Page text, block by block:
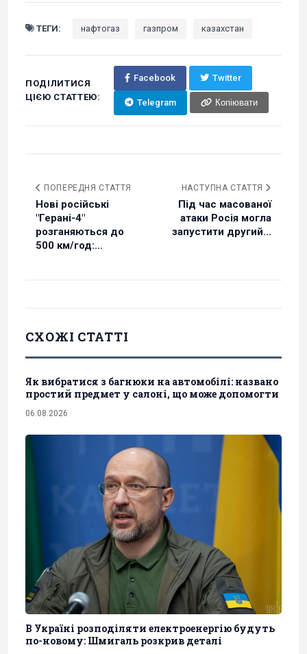
ТЕГИ: нафтогаз газпром казахстан
ПОДІЛИТИСЯ
ЦІЄЮ СТАТТЕЮ:
Facebook Twitter
Telegram Копіювати
ПОПЕРЕДНЯ СТАТТЯ
Нові російські
"Герані-4"
розганяються до
500 км/год:...
НАСТУПНА СТАТТЯ
Під час масованої
атаки Росія могла
запустити другий...
СХОЖІ СТАТТІ
Як вибратися з багнюки на автомобілі: названо
простий предмет у салоні, що може допомогти
06.08.2026
В Україні розподіляти електроенергію будуть
по-новому: Шмигаль розкрив деталі